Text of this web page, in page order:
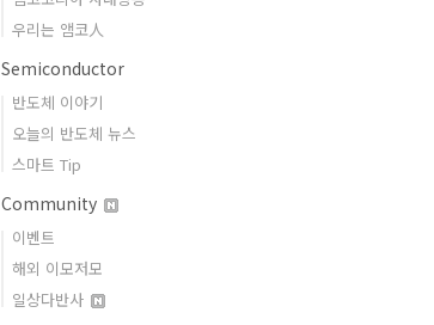
우리는 앰코人
Semiconductor
반도체 이야기
오늘의 반도체 뉴스
스마트 Tip
Community
이벤트
해외 이모저모
일상다반사